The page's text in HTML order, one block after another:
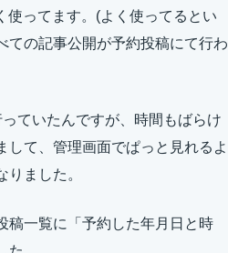
使ってます。(よく使ってるとい
ての記事公開が予約投稿にて行わ
ていたんですが、時間もばらけ
して、管理画面でぱっと見れるよ
りました。
稿一覧に「予約した年月日と時